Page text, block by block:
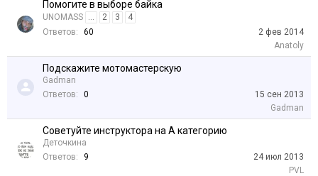
Помогите в выборе байка
UNOMASS ... 2 3
4
Ответов:
60
2 фев 2014
Anatoly
Подскажите мотомастерскую
Gadman
Ответов:
0
15 сен 2013
Gadman
Советуйте инструктора на А категорию
Деточкина
Ответов:
9
24 июл 2013
PVL